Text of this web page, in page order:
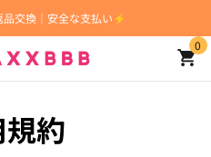
交換｜安全な支払い⚡️
0
約